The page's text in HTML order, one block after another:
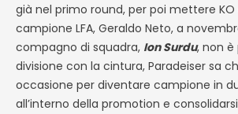
già nel primo round, per poi mettere KO
campione LFA, Geraldo Neto, a
compagno di squadra, Ion Surdu, non
divisione con la cintura, Paradeiser sa
occasione per diventare campione in
all’interno della promotion e